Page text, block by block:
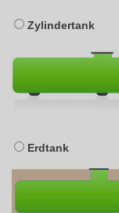
Zylindertank
Erdtank